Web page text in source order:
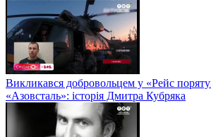
Викликався добровольцем у «Рейс
«Азовсталь»: історія Дмитра Кубряка